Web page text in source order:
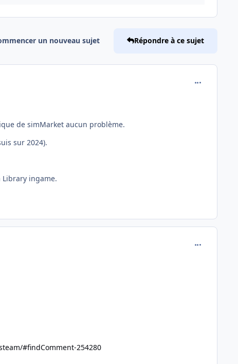
un nouveau sujet Répondre à ce sujet
de simMarket aucun problème.
sur 2024).
Library ingame.
#findComment-254280